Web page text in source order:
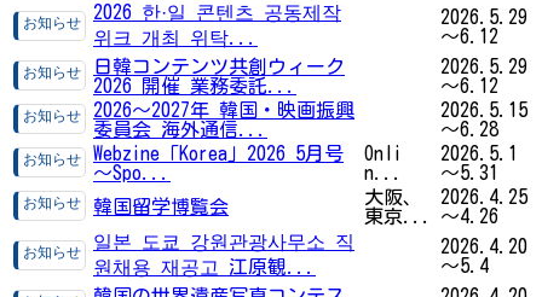
2026 한·일 콘텐츠 공동제작
위크 개최 위탁...
2026.5.29
～6.12
日韓コンテンツ共創ウィーク
2026 開催 業務委託...
2026.5.29
～6.12
2026〜2027年 韓国・映画振興
委員会 海外通信...
2026.5.15
～6.28
Webzine「Korea」2026 5月号
～Spo...
Onli
n...
2026.5.1
～5.31
韓国留学博覧会
大阪、
東京...
2026.4.25
～4.26
일본 도쿄 강원관광사무소 직
원채용 재공고 江原観...
2026.4.20
～5.4